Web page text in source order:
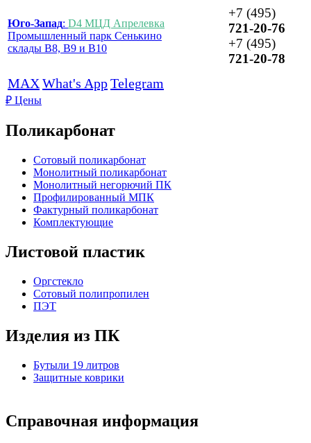
Юго-Запад: D4 МЦД Апрелевка
Промышленный парк Сенькино
склады B8, B9 и B10
+7 (495)
721-20-76
+7 (495)
721-20-78
MAXWhat's AppTelegram
₽ Цены
Поликарбонат
Сотовый поликарбонат
Монолитный поликарбонат
Монолитный негорючий ПК
Профилированный МПК
Фактурный поликарбонат
Комплектующие
Листовой пластик
Оргстекло
Cотовый полипропилен
ПЭТ
Изделия из ПК
Бутыли 19 литров
Защитные коврики
Справочная информация